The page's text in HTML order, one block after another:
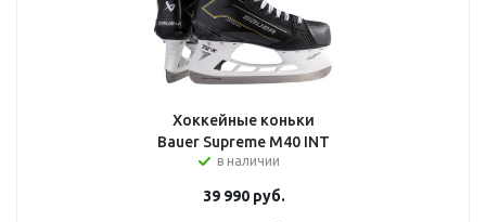
Хоккейные коньки
Bauer Supreme M40 INT
в наличии
39 990руб.